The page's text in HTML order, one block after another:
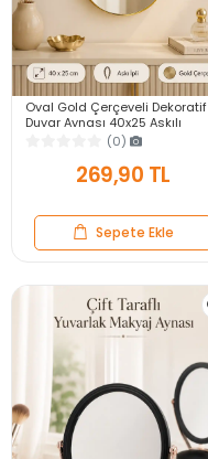
Oval Gold Çerçeveli Dekoratif
Duvar Aynası 40x25 Askılı
Modern Salon Antre Banyo
Yatak Odası Aynası
(0)
269,90 TL
Sepete Ekle